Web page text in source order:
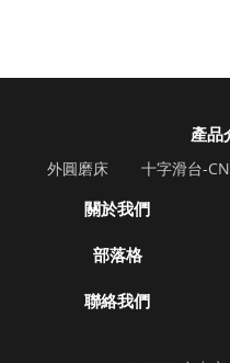
產品
外圓磨床 十字滑台-
關於我們
部落格
聯絡我們